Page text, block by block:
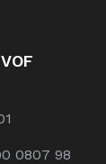
0807 98